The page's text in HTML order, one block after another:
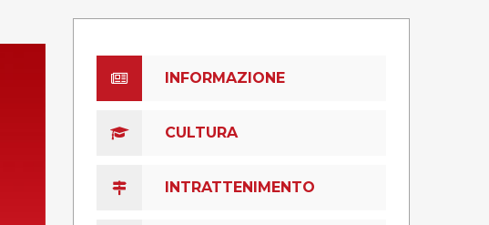
INFORMAZIONE
CULTURA
INTRATTENIMENTO